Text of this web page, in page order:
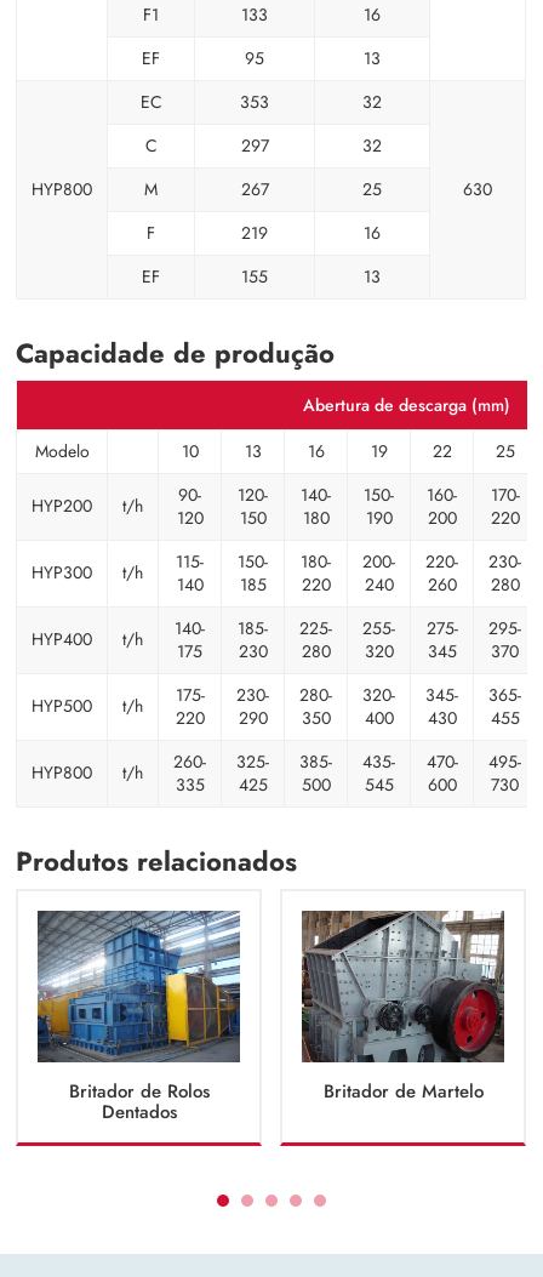
F1
133
16
EF
95 13
HYP800
EC 353 32
630
C 297
32
M
267
25
F
219
16
EF
155 13
Capacidade de produção
Abertura de descarga (mm)
Modelo
10 13 16 19 22 25
HYP200 t/h
90-
120
120-
150
140-
180
150-
190
160-
200
170-
220
HYP300 t/h
115-
140
150-
185
180-
220
200-
240
220-
260
230-
280
HYP400 t/h
140-
175
185-
230
225-
280
255-
320
275-
345
295-
370
HYP500 t/h
175-
220
230-
290
280-
350
320-
400
345-
430
365-
455
HYP800 t/h
260-
335
325-
425
385-
500
435-
545
470-
600
495-
730
Produtos relacionados
Britador de Rolos
Dentados
Britador de Martelo